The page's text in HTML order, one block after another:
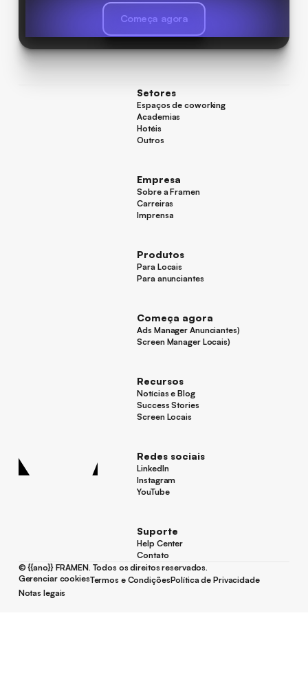
Começa agora
Setores
Espaços de coworking
Espaços de coworking
Academias
Academias
Hotéis
Hotéis
Outros
Empresa
Sobre a Framen
Sobre a Framen
Carreiras
Carreiras
Imprensa
Produtos
Para Locais
Para Locais
Para anunciantes
Começa agora
Ads Manager Anunciantes)
Ads Manager Anunciantes)
Screen Manager Locais)
Recursos
Notícias e Blog
Notícias e Blog
Success Stories
Success Stories
Screen Locais
Redes sociais
LinkedIn
LinkedIn
Instagram
Instagram
YouTube
Suporte
Help Center
Help Center
Contato
Contato
©{{ano}}FRAMEN. Todos os direitos reservados.
Gerenciar cookies
Gerenciar cookies
Termos e CondiçõesPolítica de Privacidade
Notas legais